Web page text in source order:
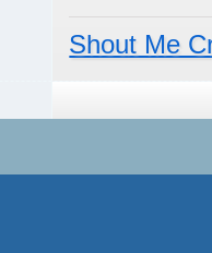
Shout Me